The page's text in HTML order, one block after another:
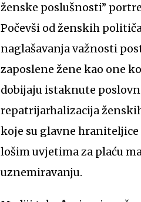
ženske poslušnosti”
Počevši od ženskih
naglašavanja važnosti
zaposlene žene kao one
dobijaju istaknute
repatrijarhalizacija
koje su glavne
lošim uvjetima za plaću
uznemiravanju.